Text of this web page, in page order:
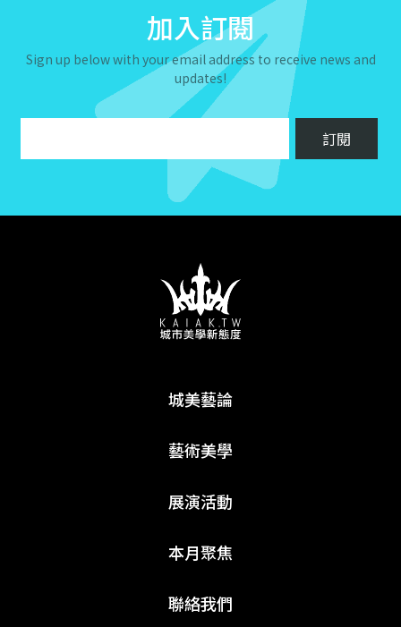
加入訂閱
Sign up below with your email address to receive news and
updates!
城美藝論
藝術美學
展演活動
本月聚焦
聯絡我們